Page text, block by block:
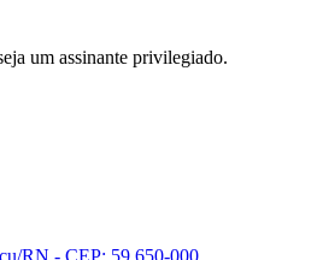
um assinante privilegiado.
RN - CEP: 59.650-000